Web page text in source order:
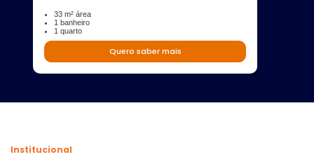
33 m² área
1 banheiro
1 quarto
Quero saber mais
Institucional